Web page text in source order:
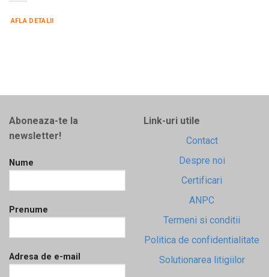
AFLA DETALII
Aboneaza-te la
newsletter!
Nume
Prenume
Adresa de e-mail
Link-uri utile
Contact
Despre noi
Certificari
ANPC
Termeni si conditii
Politica de confidentialitate
Solutionarea litigiilor